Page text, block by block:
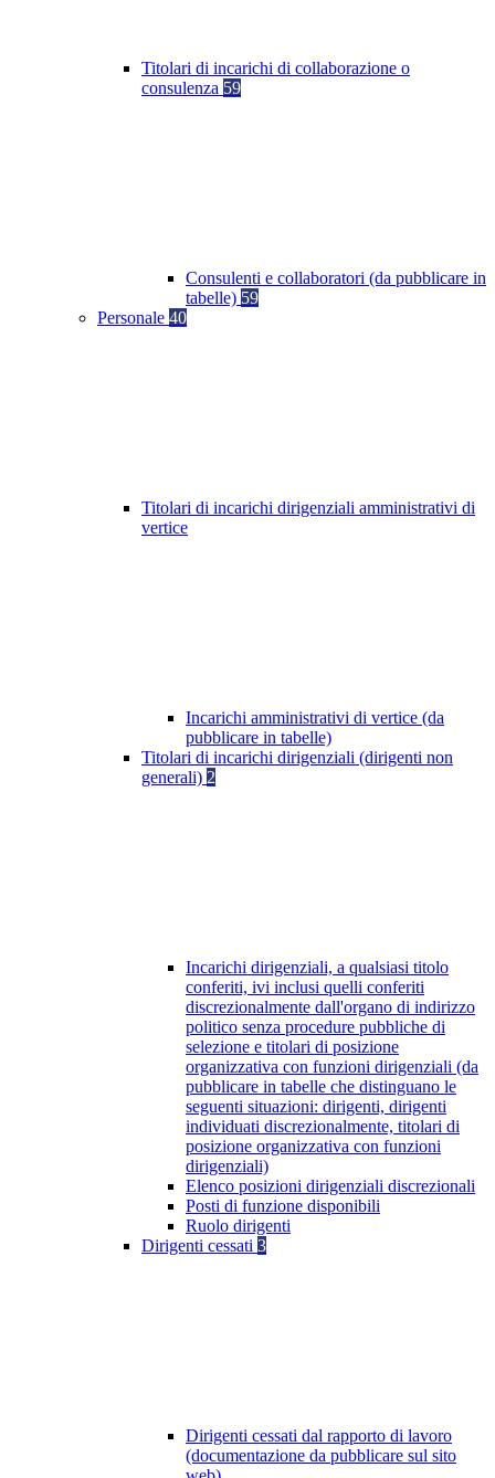
Titolari di incarichi di collaborazione o
consulenza 59
Consulenti e collaboratori (da pubblicare in
tabelle) 59
Personale 40
Titolari di incarichi dirigenziali amministrativi di
vertice
Incarichi amministrativi di vertice (da
pubblicare in tabelle)
Titolari di incarichi dirigenziali (dirigenti non
generali) 2
Incarichi dirigenziali, a qualsiasi titolo
conferiti, ivi inclusi quelli conferiti
discrezionalmente dall'organo di indirizzo
politico senza procedure pubbliche di
selezione e titolari di posizione
organizzativa con funzioni dirigenziali (da
pubblicare in tabelle che distinguano le
seguenti situazioni: dirigenti, dirigenti
individuati discrezionalmente, titolari di
posizione organizzativa con funzioni
dirigenziali)
Elenco posizioni dirigenziali discrezionali
Posti di funzione disponibili
Ruolo dirigenti
Dirigenti cessati 3
Dirigenti cessati dal rapporto di lavoro
(documentazione da pubblicare sul sito